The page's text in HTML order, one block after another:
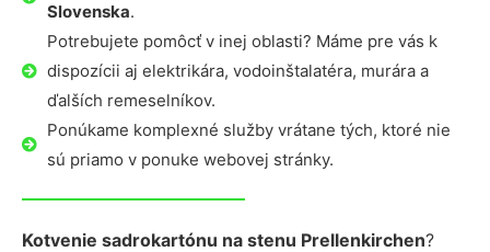
Slovenska.
Potrebujete pomôcť v inej oblasti? Máme pre vás k
dispozícii aj elektrikára, vodoinštalatéra, murára a
ďalších remeselníkov.
Ponúkame komplexné služby vrátane tých, ktoré nie
sú priamo v ponuke webovej stránky.
Kotvenie sadrokartónu na stenu Prellenkirchen?